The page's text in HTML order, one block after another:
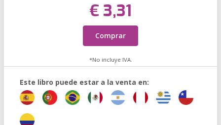
€ 3,31
Comprar
*No incluye IVA.
Este libro puede estar a la venta en: